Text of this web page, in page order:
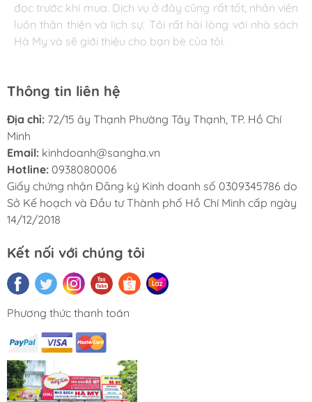
đọc trước khi mua. Dịch vụ ở đây cũng rất tốt, nhân viên
luôn thân thiện và lịch sự. Tôi rất hài lòng với nhà sách
Hà My và sẽ giới thiệu cho bạn bè của tôi.
tục ủng hộ nhà sách Hà My trong tương lai.
Thông tin liên hệ
Địa chỉ: 72/15 ây Thạnh Phường Tây Thạnh, TP. Hồ Chí
Minh
Email: kinhdoanh@sangha.vn
Hotline: 0938080006
Giấy chứng nhận Đăng ký Kinh doanh số 0309345786 do
Sở Kế hoạch và Đầu tư Thành phố Hồ Chí Minh cấp ngày
14/12/2018
Kết nối với chúng tôi
Phương thức thanh toán